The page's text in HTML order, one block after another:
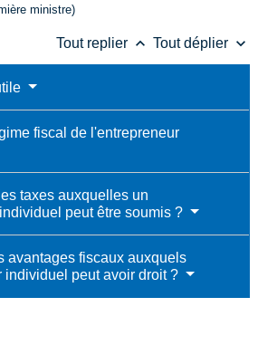
ministre)
Tout replier keyboard_arrow_up Tout déplier keyboard_arrow_down
fiscal de l'entrepreneur
taxes auxquelles un
peut être soumis ?
avantages fiscaux auxquels
individuel peut avoir droit ?